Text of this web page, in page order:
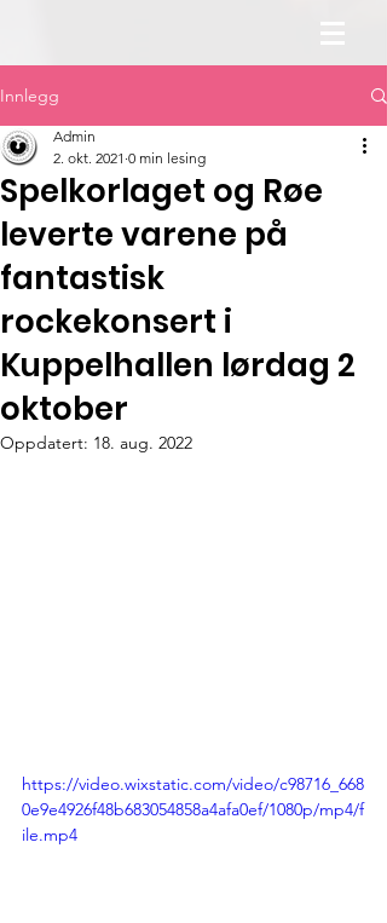
Innlegg
Spelkorlaget og Røe
leverte varene på
fantastisk
rockekonsert i
Kuppelhallen lørdag 2
oktober
Admin
2. okt. 2021 0 min lesing
Oppdatert: 18. aug. 2022
https://video.wixstatic.com/video/c98716_668
0e9e4926f48b683054858a4afa0ef/1080p/mp4/f
ile.mp4